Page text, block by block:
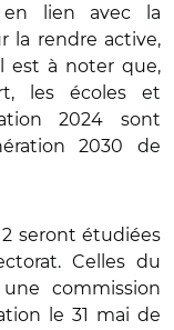
en lien avec la
la rendre active,
est à noter que,
les écoles et
2024 sont
2030 de
seront étudiées
Celles du
commission
le 31 mai de